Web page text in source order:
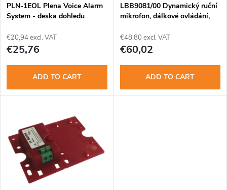
t
s
o
r
i
f
p
o
d
u
PLN-1EOL Plena Voice Alarm
System - deska dohledu
€20,94 excl. VAT
€25,76
ADD TO CART
LBB9081/00 Dynamický ruční
mikrofon, dálkové ovládání,
€48,80 excl. VAT
€60,02
ADD TO CART